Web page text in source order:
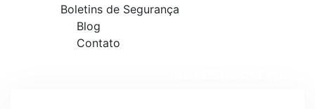
Boletins de Segurança
Blog
Contato